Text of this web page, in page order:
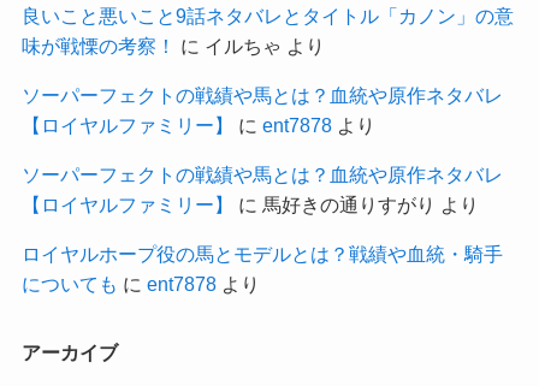
良いこと悪いこと9話ネタバレとタイトル「カノン」の意
味が戦慄の考察！
に イルちゃ より
ソーパーフェクトの戦績や馬とは？血統や原作ネタバレ
【ロイヤルファミリー】
に ent7878より
ソーパーフェクトの戦績や馬とは？血統や原作ネタバレ
【ロイヤルファミリー】
に 馬好きの通りすがり より
ロイヤルホープ役の馬とモデルとは？戦績や血統・騎手
についても に ent7878より
アーカイブ